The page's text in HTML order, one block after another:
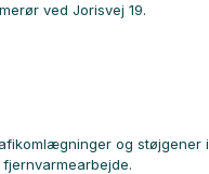
ved Jorisvej 19.
og støjgener i